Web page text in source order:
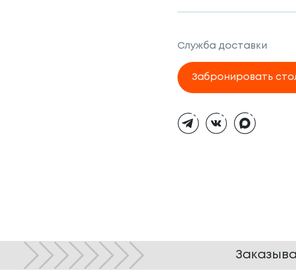
Служба доставки
Забронировать
тема